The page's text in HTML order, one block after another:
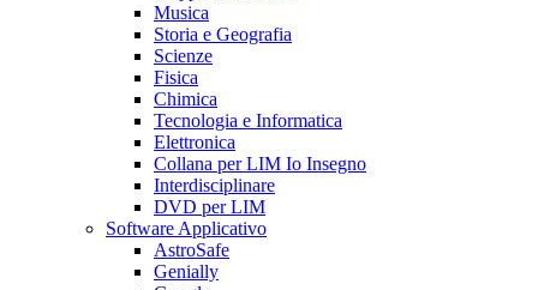
Musica
Storia e Geografia
Scienze
Fisica
Chimica
Tecnologia e Informatica
Elettronica
Collana per LIM Io Insegno
Interdisciplinare
DVD per LIM
Software Applicativo
AstroSafe
Genially